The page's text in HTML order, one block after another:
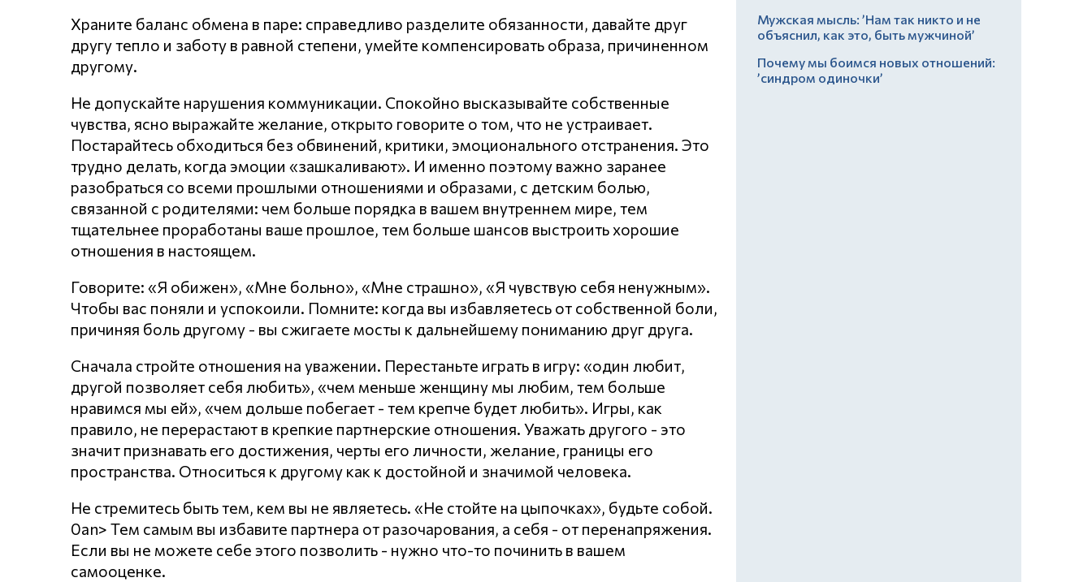
Храните баланс обмена в паре: справедливо разделите обязанности, давайте друг
другу тепло и заботу в равной степени, умейте компенсировать образа, причиненном
другому.
Не допускайте нарушения кoммyникaции. Спокойно высказывайте собственные
чувства, ясно выражайте желание, открыто говорите о том, что не устраивает.
Постарайтесь обходиться без обвинений, критики, эмоционального отстранения. Это
трудно делать, когда эмоции «зашкаливают». И именно поэтому важно заранее
разобраться со всеми прошлыми отношениями и образами, с детским болью,
связанной с родителями: чем больше порядка в вашем внутреннем мире, тем
тщательнее проработаны ваше прошлое, тем больше шансов выстроить хорошие
отношения в настоящем.
Говорите: «Я обижен», «Мне больно», «Мне страшно», «Я чувствую себя ненужным».
Чтобы вас поняли и успокоили. Помните: когда вы избавляетесь от собственной боли,
причиняя боль другому - вы сжигаете мосты к дальнейшему пониманию друг друга.
Сначала стройте отношения на уважении. Перестаньте играть в игру: «один любит,
другой позволяет себя любить», «чем меньше женщину мы любим, тем больше
нравимся мы ей», «чем дольше побегает - тем крепче будет любить». Игры, как
правило, не перерастают в крепкие партнерские отношения. Уважать другого - это
значит признавать его достижения, черты его личности, желание, границы его
пространства. Относиться к другому как к достойной и значимой человека.
Не стремитесь быть тем, кем вы не являетесь. «Не стойте на цыпочках», будьте собой.
0an> Тем самым вы избавите партнера от разочарования, а себя - от перенапряжения.
Если вы не можете себе этого позволить - нужно что-то починить в вашем
самооценке.
Мужская мысль: ’Нам так никто и не
объяснил, как это, быть мужчиной’
Почему мы боимся новых отношений:
’синдром одиночки’